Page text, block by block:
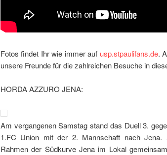
Fotos findet Ihr wie immer auf usp.stpaulifans.de.
unsere Freunde für die zahlreichen Besuche in
HORDA AZZURO JENA:
Am vergangenen Samstag stand das Duell 3.
1.FC Union mit der 2. Mannschaft nach
Rahmen der Südkurve Jena im Lokal